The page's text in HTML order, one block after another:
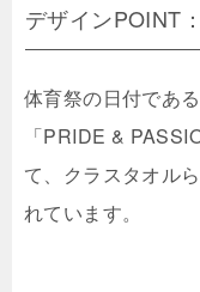
デザインPOINT
体育祭の日付であ
「PRIDE &
て、クラスタオル
れています。